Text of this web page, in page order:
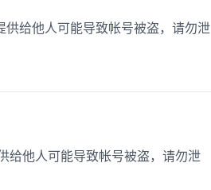
供给他人可能导致帐号被盗，请勿泄
给他人可能导致帐号被盗，请勿泄